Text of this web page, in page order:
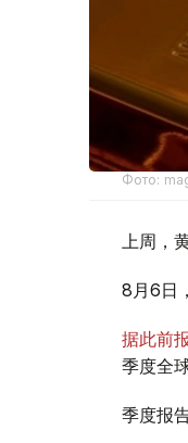
Фото:
上周，
8月6日
据此前
季度全
季度报